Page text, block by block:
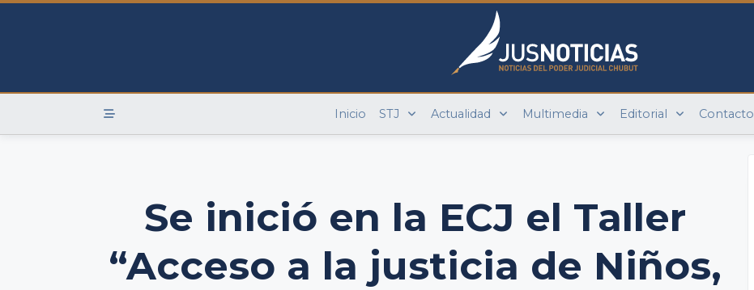
Skip
Inicio STJ Actualidad Multimedia Editorial Contacto
Se inició en la ECJ el Taller
“Acceso a la justicia de Niños,